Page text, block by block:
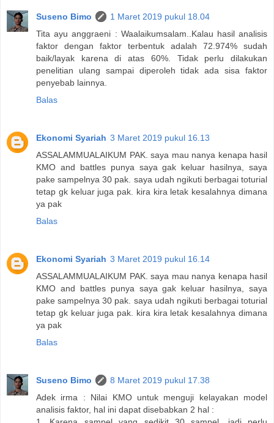
Suseno Bimo
1 Maret 2019 pukul 18.04
Tita ayu anggraeni : Waalaikumsalam..Kalau hasil analisis
faktor dengan faktor terbentuk adalah 72.974% sudah
baik/layak karena di atas 60%. Tidak perlu dilakukan
penelitian ulang sampai diperoleh tidak ada sisa faktor
penyebab lainnya.
Balas
Ekonomi Syariah 3 Maret 2019 pukul 16.13
ASSALAMMUALAIKUM PAK. saya mau nanya kenapa hasil
KMO and battles punya saya gak keluar hasilnya, saya
pake sampelnya 30 pak. saya udah ngikuti berbagai toturial
tetap gk keluar juga pak. kira kira letak kesalahnya dimana
ya pak
Balas
Ekonomi Syariah 3 Maret 2019 pukul 16.14
ASSALAMMUALAIKUM PAK. saya mau nanya kenapa hasil
KMO and battles punya saya gak keluar hasilnya, saya
pake sampelnya 30 pak. saya udah ngikuti berbagai toturial
tetap gk keluar juga pak. kira kira letak kesalahnya dimana
ya pak
Balas
Suseno Bimo
8 Maret 2019 pukul 17.38
Adek irma : Nilai KMO untuk menguji kelayakan model
analisis faktor, hal ini dapat disebabkan 2 hal :